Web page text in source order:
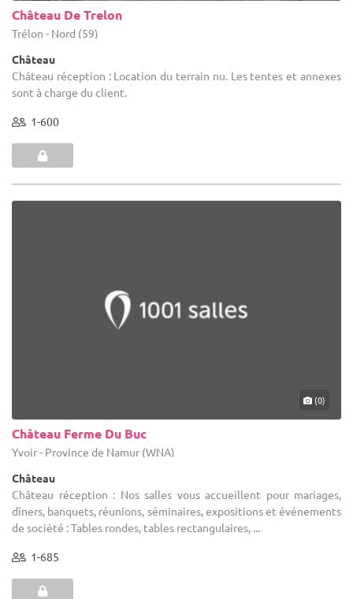
Château De Trelon
Trélon - Nord (59)
Château
Château réception : Location du terrain nu. Les tentes et annexes
sont à charge du client.
1-600
(0)
Château Ferme Du Buc
Yvoir - Province de Namur (WNA)
Château
Château réception : Nos salles vous accueillent pour mariages,
dîners, banquets, réunions, séminaires, expositions et événements
de société : Tables rondes, tables rectangulaires, ...
1-685